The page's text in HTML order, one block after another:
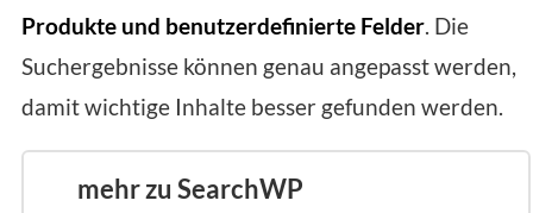
Produkte und benutzerdefinierte Felder . Die
Suchergebnisse können genau angepasst werden,
damit wichtige Inhalte besser gefunden werden.
mehr zu SearchWP